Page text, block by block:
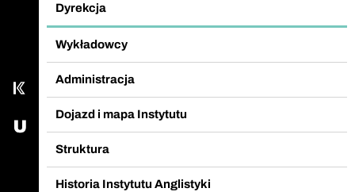
Nasz fanpage na Facebook
Wyślij email
Kampus
USOS - Uniwersytecki System Obsługi Studiów
Dyrekcja
Wykładowcy
Administracja
Dojazd i mapa Instytutu
Struktura
Historia Instytutu Anglistyki